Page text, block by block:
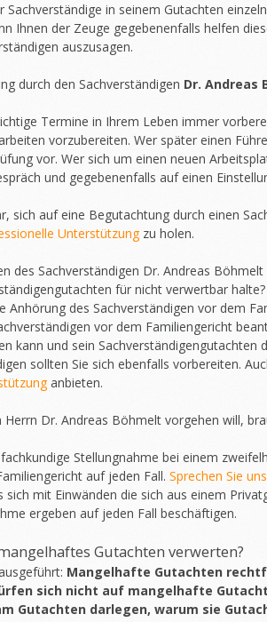
in seinem Gutachten
Ihnen der Zeuge gegebenenfalls helfen
auszusagen.
durch den Sachverständigen Dr. Andreas
Termine in Ihrem Leben immer
vorzubereiten. Wer später einen
vor. Wer sich um einen neuen
und gegebenenfalls auf einen
sich auf eine Begutachtung durch einen
Unterstützungzu holen.
des Sachverständigen Dr. Andreas
für nicht verwertbar halte?
Anhörung des Sachverständigen vor dem
vor dem Familiengericht
kann und sein Sachverständigengutachten
sollten Sie sich ebenfalls vorbereiten.
anbieten.
Dr. Andreas Böhmelt vorgehen will,
Stellungnahme bei einem
auf jeden Fall. Sprechen Sie
sich mit Einwänden die sich aus einem
ergeben auf jeden Fall beschäftigen.
Gutachten verwerten?
Mangelhafte Gutachten
sich nicht auf mangelhafte
Gutachten darlegen, warum sie